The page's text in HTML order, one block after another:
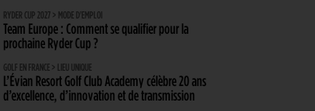
RYDER CUP 2027 > MODE D'EMPLOI
Team Europe : Comment se qualifier pour la
prochaine Ryder Cup ?
GOLF EN FRANCE > LIEU UNIQUE
L’Évian Resort Golf Club Academy célèbre 20 ans
d’excellence, d’innovation et de transmission